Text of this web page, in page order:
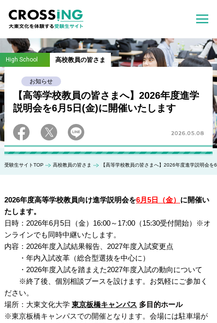
High School 高校教員の皆さま
お知らせ
【高等学校教員の皆さまへ】2026年度進学
説明会を6月5日(金)に開催いたします
2026.05.08
受験生サイトTOP 高校教員の皆さま 【高等学校教員の皆さまへ】2026年度進学説明会を
2026年度高等学校教員向け進学説明会を6月5日（金） に開催い
たします。
日時：2026年6月5日（金）16:00～17:00（15:30受付開始）※オ
ンラインでも同時中継いたします。
内容：2026年度入試結果報告、2027年度入試変更点
・年内入試改革（総合型選抜を中心に）
・2026年度入試を踏まえた2027年度入試の動向について
※終了後、個別相談ブースを設けます。お気軽にご参加く
ださい。
場所：大東文化大学 東京板橋キャンパス 多目的ホール
※東京板橋キャンパスでの開催となります。会場には駐車場が